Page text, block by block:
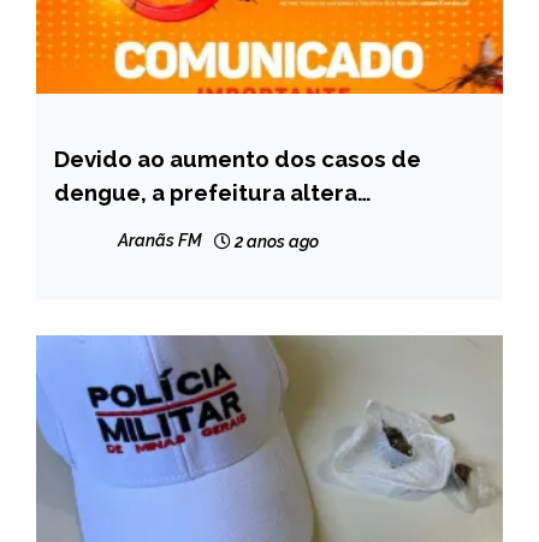
CAPELINHA
NOTÍCIAS
Devido ao aumento dos casos de
dengue, a prefeitura altera
Aranãs FM 2 anos ago